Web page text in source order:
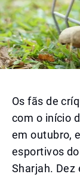
Os fãs de
com o início
em outubro,
esportivos
Sharjah.